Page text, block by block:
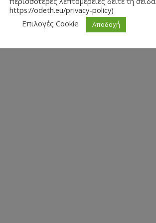
https://odeth.eu/privacy-policy)
Επιλογές Cookie
Αποδοχή